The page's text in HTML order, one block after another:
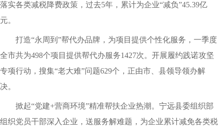
落实各类减税降费政策，过去5年，累计为企业“减负”45.39亿
元。
打造“永周到”帮代办品牌，为项目提供个性化服务，一季度
全市共为498个项目提供帮代办服务1427次。开展履约践诺攻坚
专项行动，搜集“老大难”问题629个，正由市、县领导领办解
决。
掀起“党建+营商环境”精准帮扶企业热潮。宁远县委组织部
组织党员干部深入企业，送服务解难题，为企业累计减免各类税